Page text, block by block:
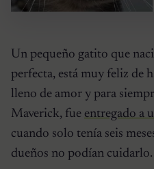
Un pequeño gatito que
perfecta, está muy feliz de
lleno de amor y para
Maverick, fue entregado a
cuando solo tenía seis
dueños no podían cuidarlo.